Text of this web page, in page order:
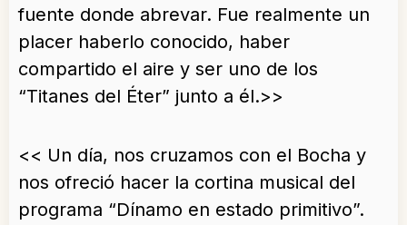
fuente donde abrevar. Fue realmente un
placer haberlo conocido, haber
compartido el aire y ser uno de los
“Titanes del Éter” junto a él.>>
<< Un día, nos cruzamos con el Bocha y
nos ofreció hacer la cortina musical del
programa “Dínamo en estado primitivo”.